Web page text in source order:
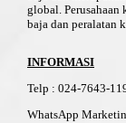
global. Perusahaan
baja dan peralatan
INFORMASI
Telp : 024-7643-11
WhatsApp